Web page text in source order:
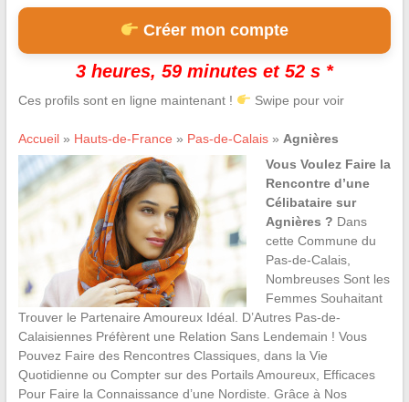
Créer mon compte
3 heures, 59 minutes et 51 s *
Ces profils sont en ligne maintenant ! Swipe pour voir
Accueil» Hauts-de-France » Pas-de-Calais» Agnières
Vous Voulez Faire la
Rencontre d’une
Célibataire sur
Agnières ? Dans
cette Commune du
Pas-de-Calais,
Nombreuses Sont les
Femmes Souhaitant
Trouver le Partenaire Amoureux Idéal. D’Autres Pas-de-
Calaisiennes Préfèrent une Relation Sans Lendemain ! Vous
Pouvez Faire des Rencontres Classiques, dans la Vie
Quotidienne ou Compter sur des Portails Amoureux, Efficaces
Pour Faire la Connaissance d’une Nordiste. Grâce à Nos